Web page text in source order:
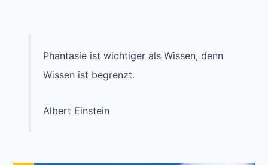
Phantasie ist wichtiger als Wissen, denn
Wissen ist begrenzt.
Albert Einstein